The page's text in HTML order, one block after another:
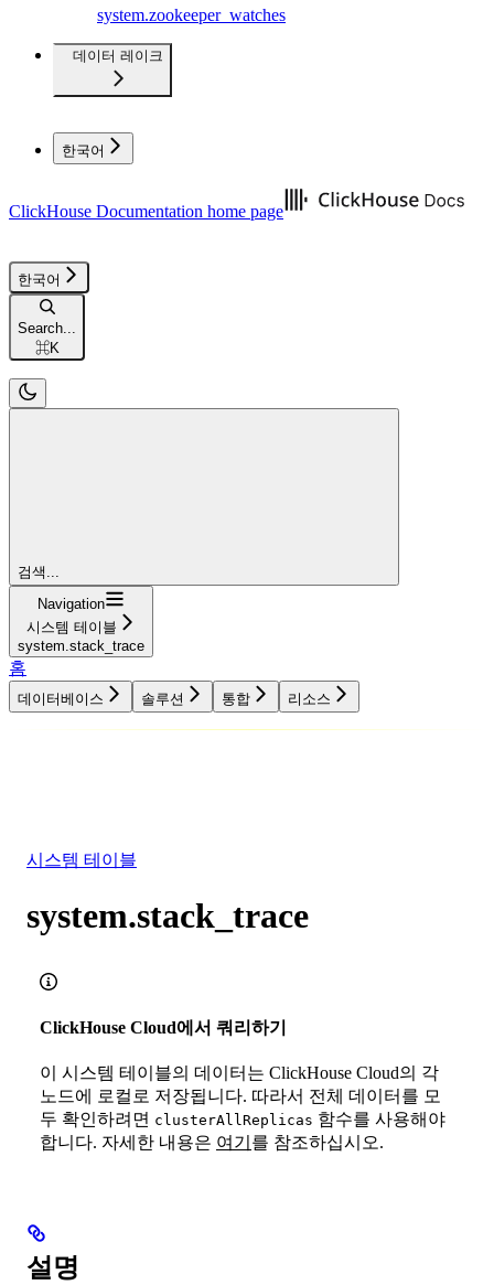
system.zookeeper_watches
데이터 레이크
한국어
ClickHouse Documentation home page
한국어
Search...
⌘K
검색...
Navigation
시스템 테이블
system.stack_trace
홈
데이터베이스 솔루션 통합 리소스
시스템 테이블
system.stack_trace
ClickHouse Cloud에서 쿼리하기
이 시스템 테이블의 데이터는 ClickHouse Cloud의 각
노드에 로컬로 저장됩니다. 따라서 전체 데이터를 모
두 확인하려면 clusterAllReplicas 함수를 사용해야
합니다. 자세한 내용은 여기 를 참조하십시오.
설명